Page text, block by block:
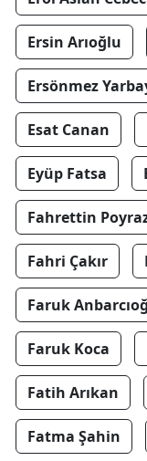
Ersin Arıoğlu
Ersönmez
Esat Canan
Eyüp Fatsa
Fahrettin
Fahri Çakır
Faruk
Faruk Koca
Fatih Arıkan
Fatma Şahin